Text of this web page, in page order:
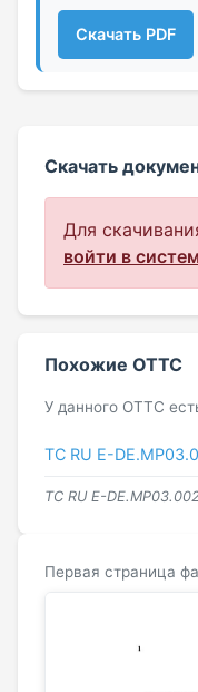
Скачать PDF
Скачать
Для
войти в
Похожие ОТТС
У данного ОТТС
ТС RU Е-
ТС RU Е-
Первая страница